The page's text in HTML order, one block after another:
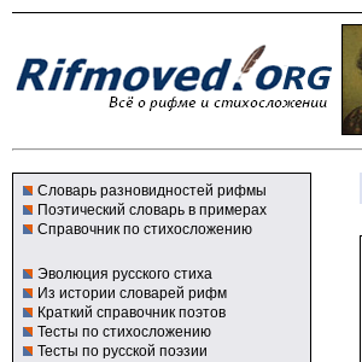
Словарь разновидностей рифмы
Поэтический словарь в примерах
Справочник по стихосложению
Эволюция русского стиха
Из истории словарей рифм
Краткий справочник поэтов
Тесты по стихосложению
Тесты по русской поэзии